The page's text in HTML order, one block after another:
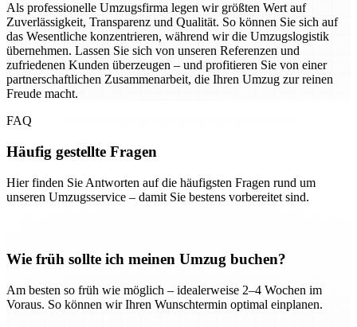
Als professionelle Umzugsfirma legen wir größten Wert auf
Zuverlässigkeit, Transparenz und Qualität. So können Sie sich auf
das Wesentliche konzentrieren, während wir die Umzugslogistik
übernehmen. Lassen Sie sich von unseren Referenzen und
zufriedenen Kunden überzeugen – und profitieren Sie von einer
partnerschaftlichen Zusammenarbeit, die Ihren Umzug zur reinen
Freude macht.
FAQ
Häufig gestellte Fragen
Hier finden Sie Antworten auf die häufigsten Fragen rund um
unseren Umzugsservice – damit Sie bestens vorbereitet sind.
Wie früh sollte ich meinen Umzug buchen?
Am besten so früh wie möglich – idealerweise 2–4 Wochen im
Voraus. So können wir Ihren Wunschtermin optimal einplanen.